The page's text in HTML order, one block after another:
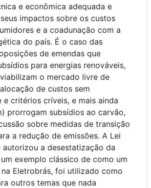
e econômica adequada e
impactos sobre os custos
e a coadunação com a
do país. É o caso das
de emendas que
para energias renováveis,
o mercado livre de
de custos sem
e critérios críveis, e mais ainda
prorrogam subsídios ao carvão,
sobre medidas de transição
a redução de emissões. A Lei
autorizou a desestatização da
exemplo clássico de como um
Eletrobrás, foi utilizado como
outros temas que nada